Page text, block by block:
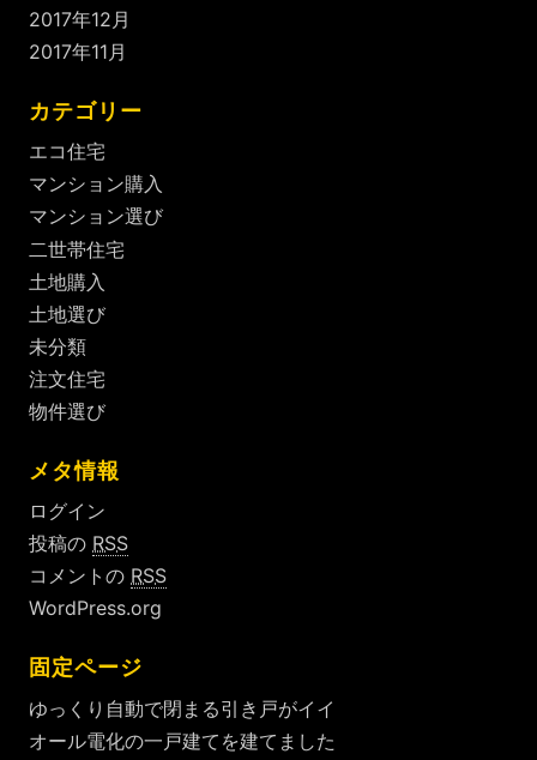
2017年12月
2017年11月
カテゴリー
エコ住宅
マンション購入
マンション選び
二世帯住宅
土地購入
土地選び
未分類
注文住宅
物件選び
メタ情報
ログイン
投稿の RSS
コメントの RSS
WordPress.org
固定ページ
ゆっくり自動で閉まる引き戸がイイ
オール電化の一戸建てを建てました